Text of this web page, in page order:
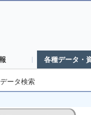
各種データ・
ータ検索